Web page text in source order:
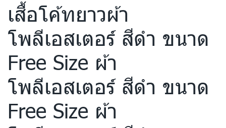
เสื้อโค้ทยาวผ้า
โพลีเอสเตอร์ สีดำ ขนาด
Free Size ผ้า
โพลีเอสเตอร์ สีดำ ขนาด
Free Size ผ้า